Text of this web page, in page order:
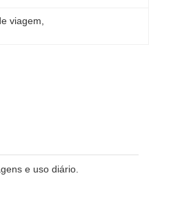
viagem
e uso diário.